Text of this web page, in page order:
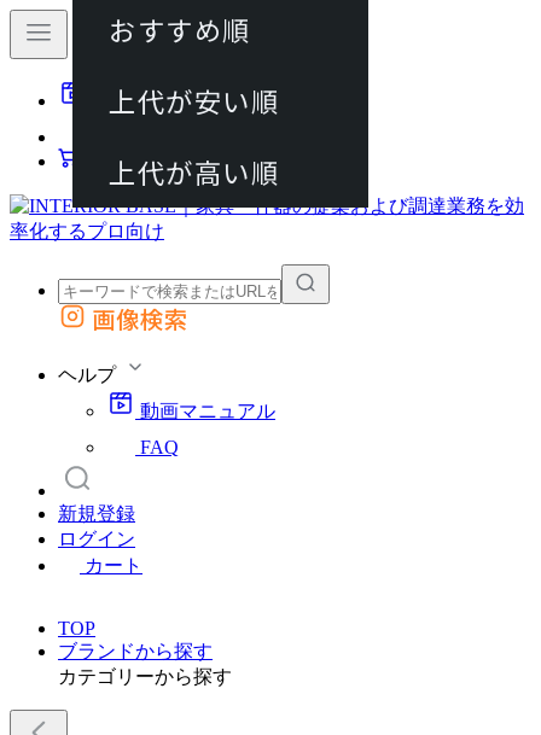
動画マニュアル
カート
外部サイトの商品をカートに追加
画像検索
ヘルプ
動画マニュアル
FAQ
新規登録
ログイン
カート
TOP
ブランドから探す
カテゴリーから探す
おすすめ順
上代が安い順
上代が高い順